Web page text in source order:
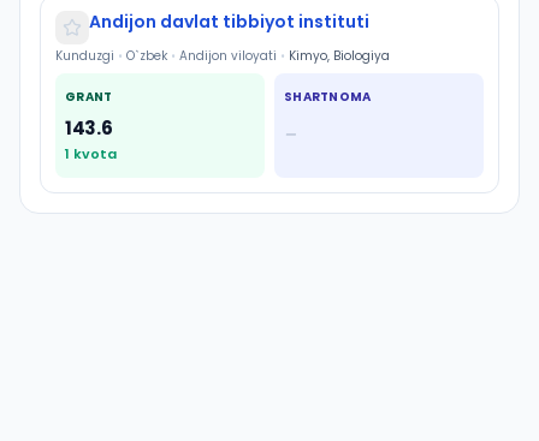
Andijon davlat tibbiyot instituti
Kunduzgi • O`zbek • Andijon viloyati • Kimyo, Biologiya
GRANT
143.6
1 kvota
SHARTNOMA
—